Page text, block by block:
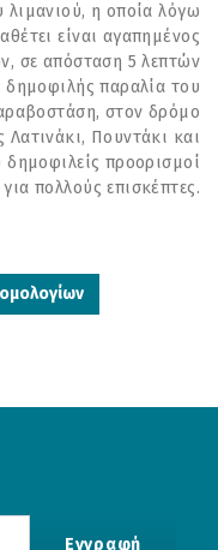
λιμανιού, η οποία λόγω
είναι αγαπημένος
σε απόσταση 5 λεπτών
δημοφιλής παραλία του
στον δρόμο
Λατινάκι, Πουντάκι και
δημοφιλείς προορισμοί
για πολλούς επισκέπτες.
Εγγραφή